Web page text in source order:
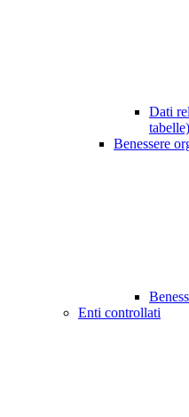
Dati
tabelle)
Benessere
Enti controllati